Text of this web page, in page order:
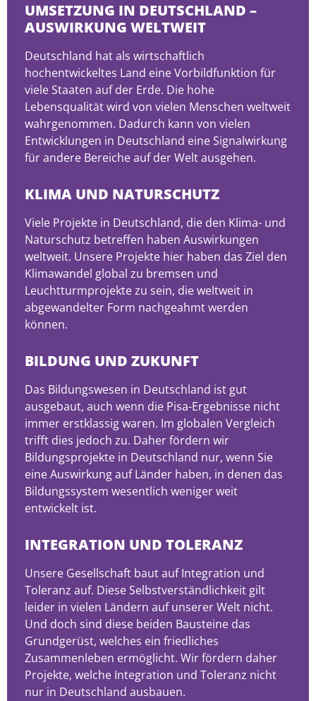
UMSETZUNG IN DEUTSCHLAND –
AUSWIRKUNG WELTWEIT
Deutschland hat als wirtschaftlich
hochentwickeltes Land eine Vorbildfunktion für
viele Staaten auf der Erde. Die hohe
Lebensqualität wird von vielen Menschen weltweit
wahrgenommen. Dadurch kann von vielen
Entwicklungen in Deutschland eine Signalwirkung
für andere Bereiche auf der Welt ausgehen.
KLIMA UND NATURSCHUTZ
Viele Projekte in Deutschland, die den Klima- und
Naturschutz betreffen haben Auswirkungen
weltweit. Unsere Projekte hier haben das Ziel den
Klimawandel global zu bremsen und
Leuchtturmprojekte zu sein, die weltweit in
abgewandelter Form nachgeahmt werden
können.
BILDUNG UND ZUKUNFT
Das Bildungswesen in Deutschland ist gut
ausgebaut, auch wenn die Pisa-Ergebnisse nicht
immer erstklassig waren. Im globalen Vergleich
trifft dies jedoch zu. Daher fördern wir
Bildungsprojekte in Deutschland nur, wenn Sie
eine Auswirkung auf Länder haben, in denen das
Bildungssystem wesentlich weniger weit
entwickelt ist.
INTEGRATION UND TOLERANZ
Unsere Gesellschaft baut auf Integration und
Toleranz auf. Diese Selbstverständlichkeit gilt
leider in vielen Ländern auf unserer Welt nicht.
Und doch sind diese beiden Bausteine das
Grundgerüst, welches ein friedliches
Zusammenleben ermöglicht. Wir fördern daher
Projekte, welche Integration und Toleranz nicht
nur in Deutschland ausbauen.